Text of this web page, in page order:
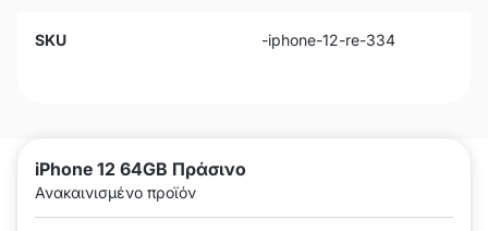
iPhone 12 64GB Πράσινο
Ανακαινισμένο προϊόν
SKU -iphone-12-re-334